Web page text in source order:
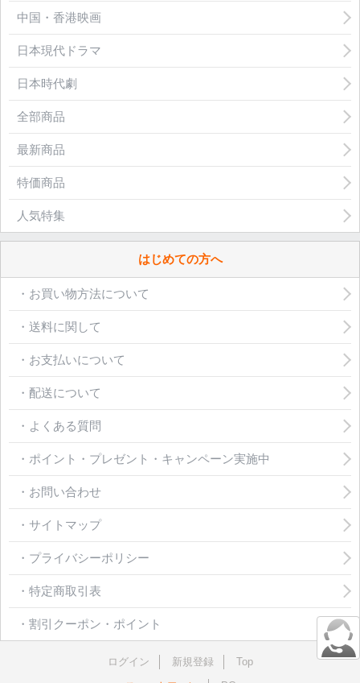
中国・香港映画
日本現代ドラマ
日本時代劇
全部商品
最新商品
特価商品
人気特集
はじめての方へ
・お買い物方法について
・送料に関して
・お支払いについて
・配送について
・よくある質問
・ポイント・プレゼント・キャンペーン実施中
・お問い合わせ
・サイトマップ
・プライバシーポリシー
・特定商取引表
・割引クーポン・ポイント
ログイン 新規登録
Top